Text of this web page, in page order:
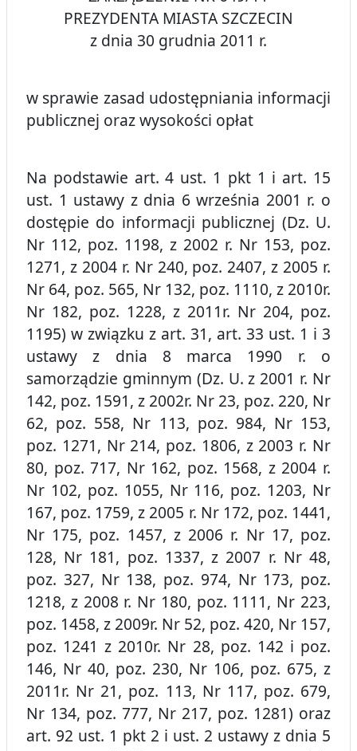
PREZYDENTA MIASTA SZCZECIN
z dnia 30 grudnia 2011 r.
w sprawie zasad udostępniania informacji
publicznej oraz wysokości opłat
Na podstawie art. 4 ust. 1 pkt 1 i art. 15
ust. 1 ustawy z dnia 6 września 2001 r. o
dostępie do informacji publicznej (Dz. U.
Nr 112, poz. 1198, z 2002 r. Nr 153, poz.
1271, z 2004 r. Nr 240, poz. 2407, z 2005 r.
Nr 64, poz. 565, Nr 132, poz. 1110, z 2010r.
Nr 182, poz. 1228, z 2011r. Nr 204, poz.
1195) w związku z art. 31, art. 33 ust. 1 i 3
ustawy z dnia 8 marca 1990 r. o
samorządzie gminnym (Dz. U. z 2001 r. Nr
142, poz. 1591, z 2002r. Nr 23, poz. 220, Nr
62, poz. 558, Nr 113, poz. 984, Nr 153,
poz. 1271, Nr 214, poz. 1806, z 2003 r. Nr
80, poz. 717, Nr 162, poz. 1568, z 2004 r.
Nr 102, poz. 1055, Nr 116, poz. 1203, Nr
167, poz. 1759, z 2005 r. Nr 172, poz. 1441,
Nr 175, poz. 1457, z 2006 r. Nr 17, poz.
128, Nr 181, poz. 1337, z 2007 r. Nr 48,
poz. 327, Nr 138, poz. 974, Nr 173, poz.
1218, z 2008 r. Nr 180, poz. 1111, Nr 223,
poz. 1458, z 2009r. Nr 52, poz. 420, Nr 157,
poz. 1241 z 2010r. Nr 28, poz. 142 i poz.
146, Nr 40, poz. 230, Nr 106, poz. 675, z
2011r. Nr 21, poz. 113, Nr 117, poz. 679,
Nr 134, poz. 777, Nr 217, poz. 1281) oraz
art. 92 ust. 1 pkt 2 i ust. 2 ustawy z dnia 5